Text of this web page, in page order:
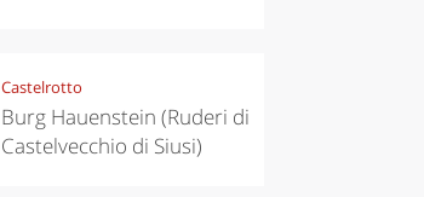
Castelrotto
Burg Hauenstein (Ruderi di
Castelvecchio di Siusi)